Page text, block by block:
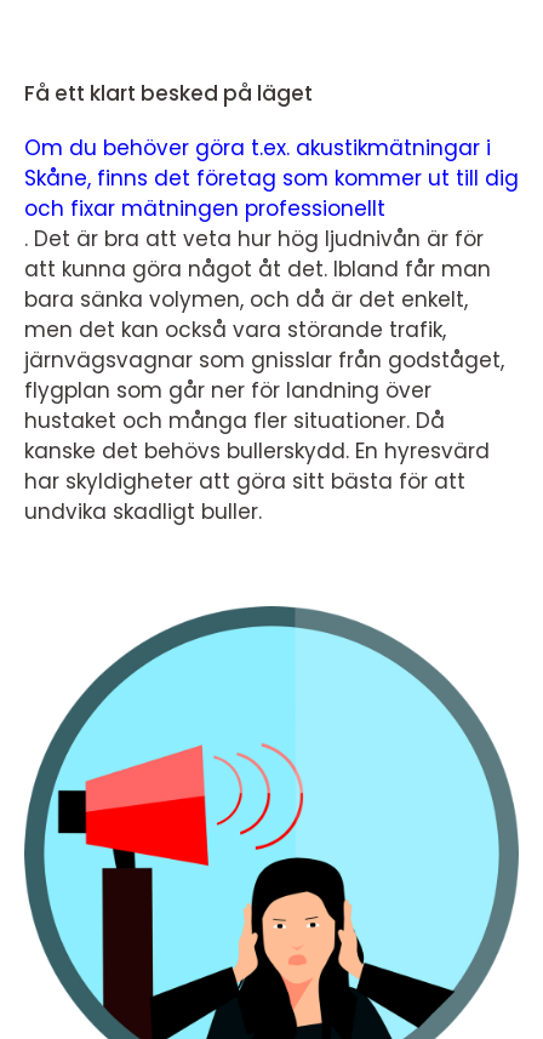
Få ett klart besked på läget
Om du behöver göra t.ex. akustikmätningar i
Skåne, finns det företag som kommer ut till dig
och fixar mätningen professionellt
. Det är bra att veta hur hög ljudnivån är för
att kunna göra något åt det. Ibland får man
bara sänka volymen, och då är det enkelt,
men det kan också vara störande trafik,
järnvägsvagnar som gnisslar från godståget,
flygplan som går ner för landning över
hustaket och många fler situationer. Då
kanske det behövs bullerskydd. En hyresvärd
har skyldigheter att göra sitt bästa för att
undvika skadligt buller.